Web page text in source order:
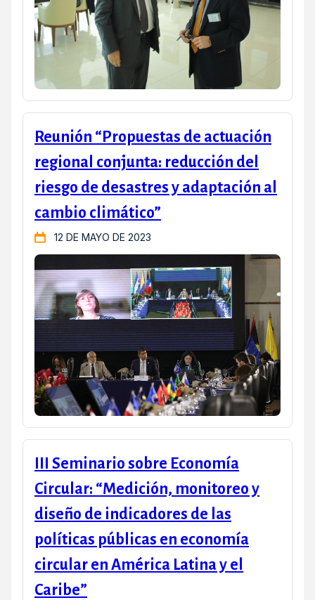
Reunión “Propuestas de actuación
regional conjunta: reducción del
riesgo de desastres y adaptación al
cambio climático”
12 DE MAYO DE 2023
III Seminario sobre Economía
Circular: “Medición, monitoreo y
diseño de indicadores de las
políticas públicas en economía
circular en América Latina y el
Caribe”